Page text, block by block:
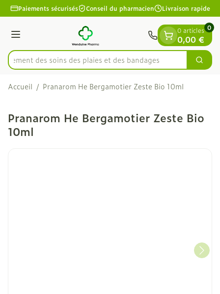
Aller au contenu
1 de 1
Paiements sécurisés Conseil du pharmacien Livraison rapide
Menu
Rechercherdes soins des plaies et des bandages
0 articles
0,00 €
0
Accueil / Pranarom He Bergamotier Zeste Bio 10ml
Pranarom He Bergamotier Zeste Bio
10ml